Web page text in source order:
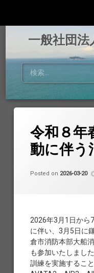
事業内容
お知らせ
活動報告
協会概要
お問い合わせ
一般社団
令和８年
動に伴う
Posted on 2026-03-20
2026年3月1日から
に伴い、3月5日に
倉市消防本部大船
も参加いたしまし
訓練を実施するこ